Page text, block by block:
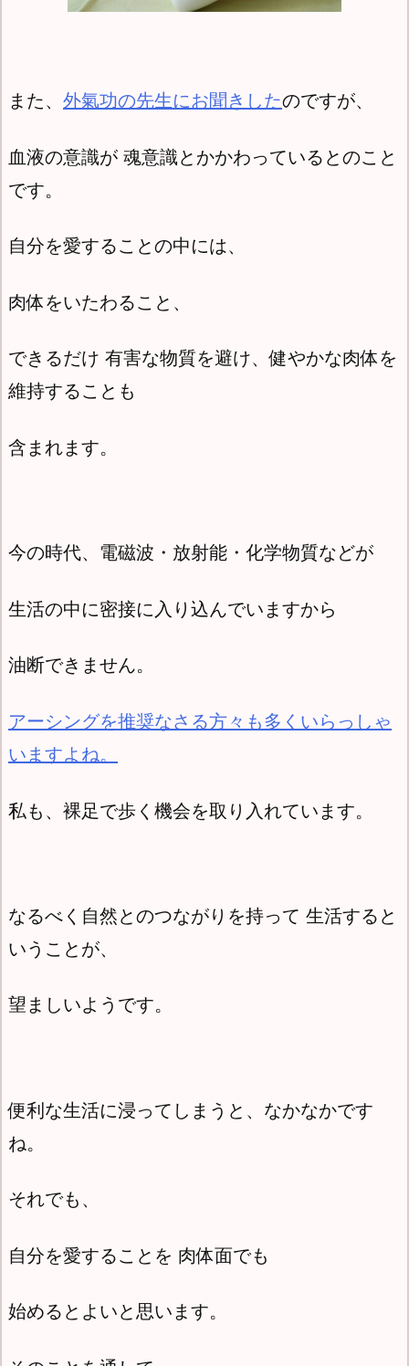
また、 外氣功の先生にお聞きしたのですが、
血液の意識が 魂意識とかかわっているとのこと
です。
自分を愛することの中には、
肉体をいたわること、
できるだけ 有害な物質を避け、健やかな肉体を
維持することも
含まれます。
今の時代、電磁波・放射能・化学物質などが
生活の中に密接に入り込んでいますから
油断できません。
アーシングを推奨なさる方々も多くいらっしゃ
いますよね。
私も、裸足で歩く機会を取り入れています。
なるべく自然とのつながりを持って 生活すると
いうことが、
望ましいようです。
便利な生活に浸ってしまうと、なかなかです
ね。
それでも、
自分を愛することを 肉体面でも
始めるとよいと思います。